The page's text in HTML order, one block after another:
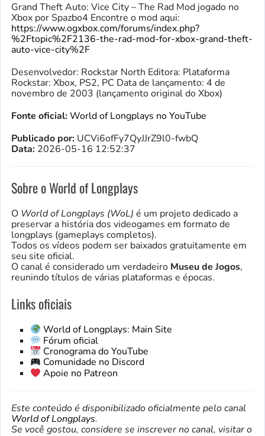
Grand Theft Auto: Vice City – The Rad Mod jogado no
Xbox por Spazbo4 Encontre o mod aqui:
https://www.ogxbox.com/forums/index.php?
%2Ftopic%2F2136-the-rad-mod-for-xbox-grand-theft-
auto-vice-city%2F
Desenvolvedor: Rockstar North Editora: Plataforma
Rockstar: Xbox, PS2, PC Data de lançamento: 4 de
novembro de 2003 (lançamento original do Xbox)
Fonte oficial:World of Longplays no YouTube
Publicado por: UCVi6ofFy7QyJJrZ9l0-fwbQ
Data: 2026-05-16 12:52:37
Sobre o World of Longplays
O World of Longplays (WoL) é um projeto dedicado a
preservar a história dos videogames em formato de
longplays (gameplays completos).
Todos os vídeos podem ser baixados gratuitamente em
seu site oficial.
O canal é considerado um verdadeiro Museu de Jogos,
reunindo títulos de várias plataformas e épocas.
Links oficiais
World of Longplays: Main Site
Fórum oficial
Cronograma do YouTube
Comunidade no Discord
Apoie no Patreon
Este conteúdo é disponibilizado oficialmente pelo canal
World of Longplays.
Se você gostou, considere se inscrever no canal, visitar o